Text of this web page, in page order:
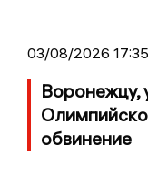
03/08/2026 17:35
Воронежцу,
обвинение